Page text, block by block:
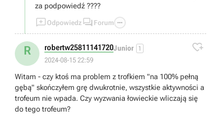
za podpowiedź ????
Odpowiedz  Forum 
R robertw25811141720Junior 1
2024-08-15 22:59

Witam - czy ktoś ma problem z trofkiem "na 100% pełną
gębą" skończyłem grę dwukrotnie, wszystkie aktywności a
trofeum nie wpada. Czy wyzwania łowieckie wliczają się
do tego trofeum?